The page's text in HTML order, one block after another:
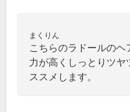
まくりん
こちらのラドールの
力が高くしっとりツヤ
ススメします。